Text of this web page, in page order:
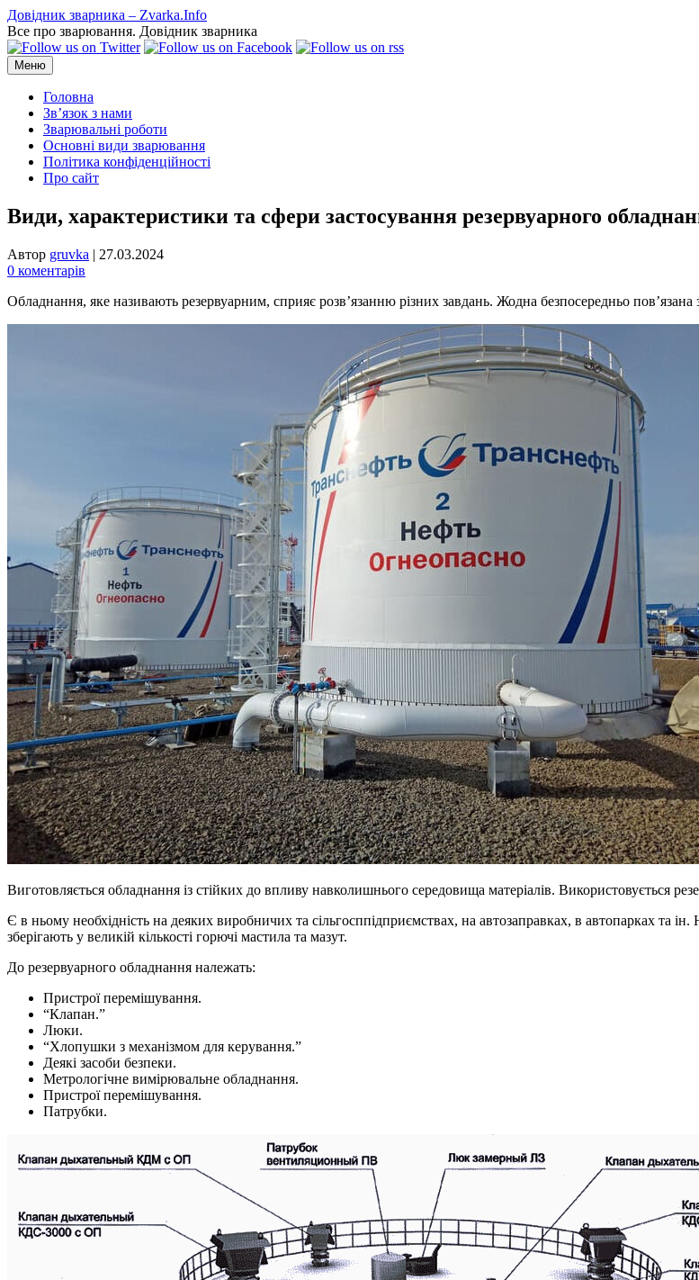
Перейти
до
вмісту
Довідник зварника – Zvarka.Info
Все про зварювання. Довідник зварника
Меню
Головна
Зв’язок з нами
Зварювальні роботи
Основні види зварювання
Політика конфіденційності
Про сайт
Види, характеристики та сфери застосування резервуарного
Автор gruvka | 27.03.2024
0 коментарів
Обладнання, яке називають резервуарним, сприяє розв’язанню різних завдань. Жодна безпосередньо
Виготовляється обладнання із стійких до впливу навколишнього середовища матеріалів. Використовується
Є в ньому необхідність на деяких виробничих та сільгосппідприємствах, на автозаправках, в автопарках та
зберігають у великій кількості горючі мастила та мазут.
До резервуарного обладнання належать:
Пристрої перемішування.
“Клапан.”
Люки.
“Хлопушки з механізмом для керування.”
Деякі засоби безпеки.
Метрологічне вимірювальне обладнання.
Пристрої перемішування.
Патрубки.